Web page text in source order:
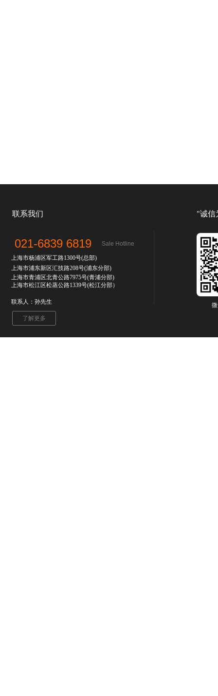
021-6839 6819
上海市杨浦区军工路1300号(总部)
上海市浦东新区汇技路208号(浦东分部)
上海市青浦区北青公路7975号(青浦分部)
上海市松江区松蒸公路1339号(松江分部）
联系人：孙先生
联系我们
Sale Hotline
了解更多
"诚信